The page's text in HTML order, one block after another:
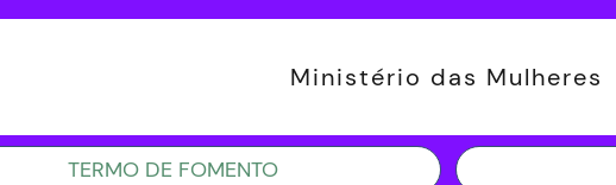
Ministério das Mulheres
TERMO DE FOMENTO